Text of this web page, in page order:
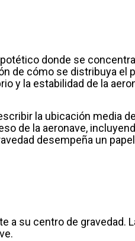
donde se
de cómo se distribuya el
y la estabilidad de la
la ubicación media
de la aeronave,
desempeña un
a su centro de gravedad.